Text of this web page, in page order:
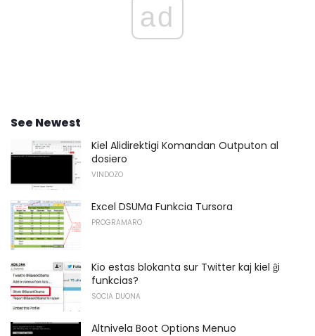
ad
See Newest
Kiel Alidirektigi Komandan Outputon al
dosiero
VINDOZO
Excel DSUMa Funkcia Tursora
PROGRAMARO
Kio estas blokanta sur Twitter kaj kiel ĝi
funkcias?
SOCIA DUONA
Altnivela Boot Options Menuo